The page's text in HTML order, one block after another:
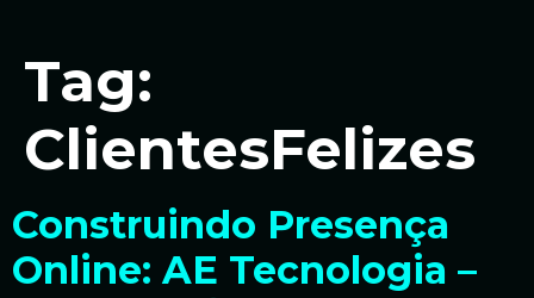
Tag:
ClientesFelizes
Construindo Presença
Online: AE Tecnologia –